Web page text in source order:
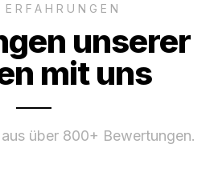
unserer
mit uns
aus über 800+ Bewertungen.